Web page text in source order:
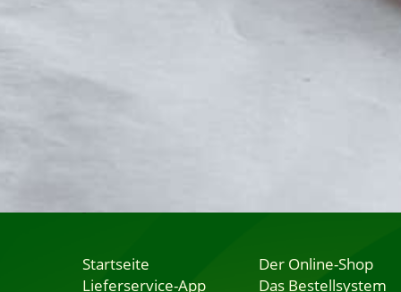
Startseite
Lieferservice-App
Der Online-Shop
Das Bestellsystem